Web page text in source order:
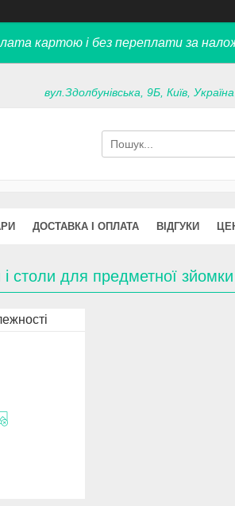
картою і без переплати за
вул.Здолбунівська, 9Б, Київ, Україна
ДОСТАВКА І ОПЛАТА ВІДГУКИ
столи для предметної зйомки